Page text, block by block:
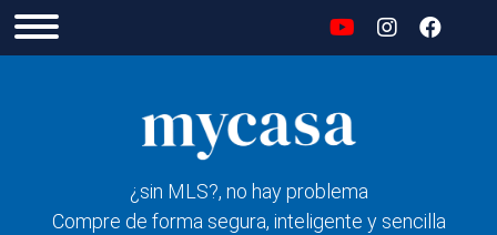
¿sin MLS?, no hay problema
Compre de forma segura, inteligente y sencilla